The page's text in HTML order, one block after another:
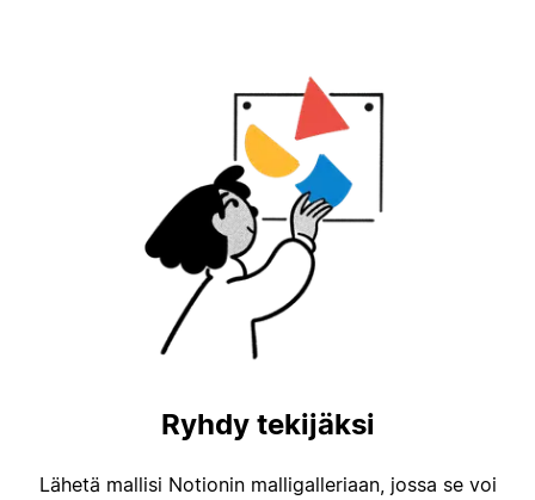
Ryhdy tekijäksi
Lähetä mallisi Notionin malligalleriaan, jossa se voi